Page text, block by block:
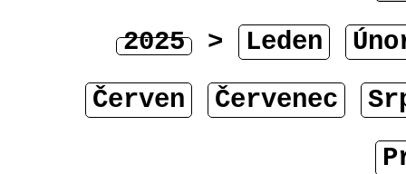
2025 > Leden
Červen
Červenec